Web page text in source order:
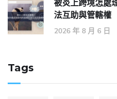
被炎上跨境怎處
法互助與管轄權
2026 年 8 月 6 日
Tags